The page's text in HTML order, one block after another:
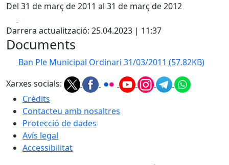
Del 31 de març de 2011 al 31 de març de 2012
Darrera actualització: 25.04.2023 | 11:37
Documents
Ban Ple Municipal Ordinari 31/03/2011 (57.82KB)
Xarxes socials:
Crèdits
Contacteu amb nosaltres
Protecció de dades
Avís legal
Accessibilitat